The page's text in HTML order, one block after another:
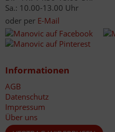
Sa.: 10.00-13.00 Uhr
oder per E-Mail
Informationen
AGB
Datenschutz
Impressum
Über uns